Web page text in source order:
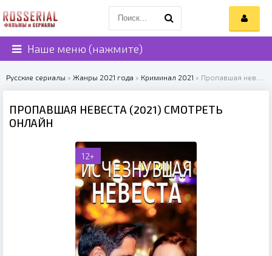
Наше меню (нажмите)
Русские сериалы » Жанры 2021 года » Криминал 2021 » Пропавшая невеста (2021)
ПРОПАВШАЯ НЕВЕСТА (2021) СМОТРЕТЬ
ОНЛАЙН
12+